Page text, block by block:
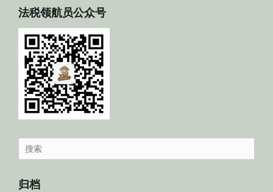
法税领航员公众号
Search
for:
归档